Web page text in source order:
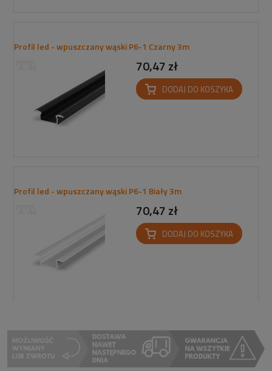
Profil led - wpuszczany wąski P6-1 Czarny 3m
70,47 zł
DODAJ DO KOSZYKA
Profil led - wpuszczany wąski P6-1 Biały 3m
70,47 zł
DODAJ DO KOSZYKA